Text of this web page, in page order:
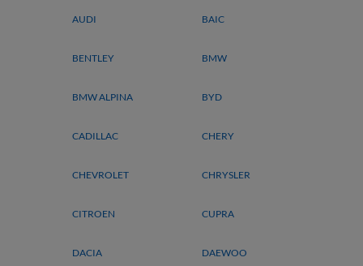
AUDI BAIC
BENTLEY BMW
BMW ALPINA BYD
CADILLAC CHERY
CHEVROLET CHRYSLER
CITROEN CUPRA
DACIA DAEWOO